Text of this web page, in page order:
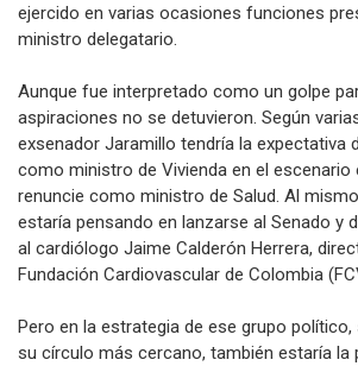
ejercido en varias ocasiones funciones
ministro delegatario.
Aunque fue interpretado como un golpe
aspiraciones no se detuvieron. Según
exsenador Jaramillo tendría la expectativa
como ministro de Vivienda en el escenario
renuncie como ministro de Salud. Al
estaría pensando en lanzarse al Senado y
al cardiólogo Jaime Calderón Herrera,
Fundación Cardiovascular de Colombia
Pero en la estrategia de ese grupo
su círculo más cercano, también estaría la